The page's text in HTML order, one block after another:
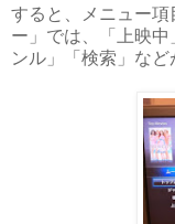
すると、メニュー
ー」では、「上映
ンル」「検索」など